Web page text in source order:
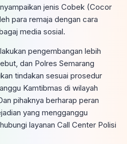
jenis Cobek (Cocor
para remaja dengan cara
media sosial.
pengembangan lebih
dan Polres Semarang
tindakan sesuai prosedur
Kamtibmas di wilayah
pihaknya berharap peran
yang mengganggu
layanan Call Center Polisi